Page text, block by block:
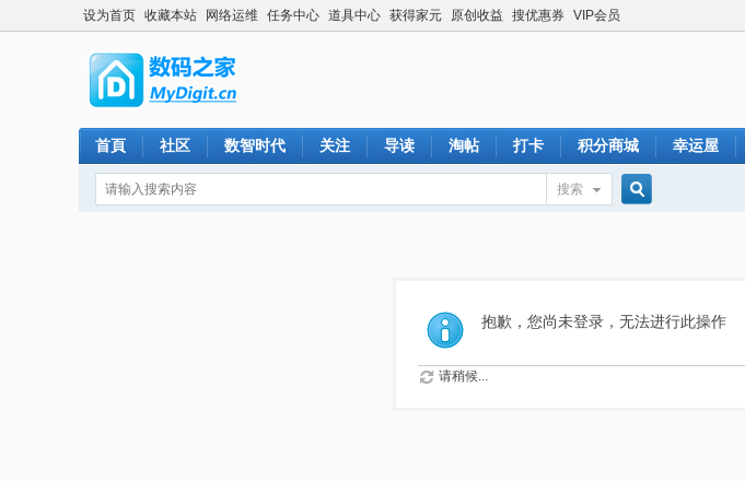
设为首页 收藏本站 网络运维 任务中心 道具中心 获得家元 原创收益 搜优惠券 VIP会员
首頁 社区 数智时代 关注 导读 淘帖 打卡 积分商城 幸运屋
搜索
索
抱歉，您尚未登录，无法进行此操作
请稍候...